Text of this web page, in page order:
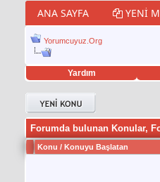
ANA SAYFA YENI
Yorumcuyuz.Org
Yardım
hilesi
Forumda bulunan Konular,
Konu / Konuyu Başlatan